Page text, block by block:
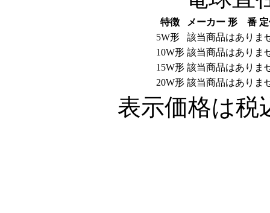
特徴 メーカー 形 番
5W形
該当商品はありま
10W形 該当商品はありま
15W形 該当商品はありま
20W形 該当商品はありま
表示価格は税